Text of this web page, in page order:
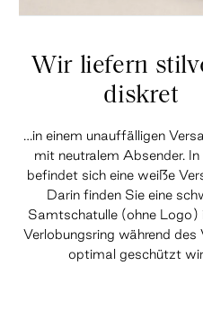
Wir liefern
diskret
…in einem unauffälligen
mit neutralem Absender. In
befindet sich eine weiße
Darin finden Sie eine
Samtschatulle (ohne Logo)
Verlobungsring während des
optimal geschützt